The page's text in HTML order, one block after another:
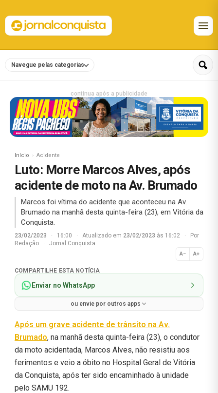
Navegue pelas categorias
continua após a publicidade
Início Acidente
Luto: Morre Marcos Alves, após
acidente de moto na Av. Brumado
Marcos foi vítima do acidente que aconteceu na Av.
Brumado na manhã desta quinta-feira (23), em Vitória da
Conquista.
23/02/2023 · 16:00 · Atualizado em 23/02/2023 às 16:02 ·
Por
Redação
· Jornal Conquista
A− A+
Normal
COMPARTILHE ESTA NOTÍCIA
Enviar no WhatsApp
ou envie por outros apps
Após um grave acidente de trânsito na Av.
Brumado, na manhã desta quinta-feira (23), o condutor
da moto acidentada, Marcos Alves, não resistiu aos
ferimentos e veio a óbito no Hospital Geral de Vitória
da Conquista, após ter sido encaminhado à unidade
pelo SAMU 192.